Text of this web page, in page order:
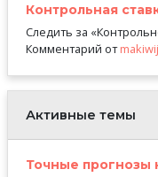
Контрольная
Следить за
Комментарий отmakiwij
Активные темы
Точные прогнозы